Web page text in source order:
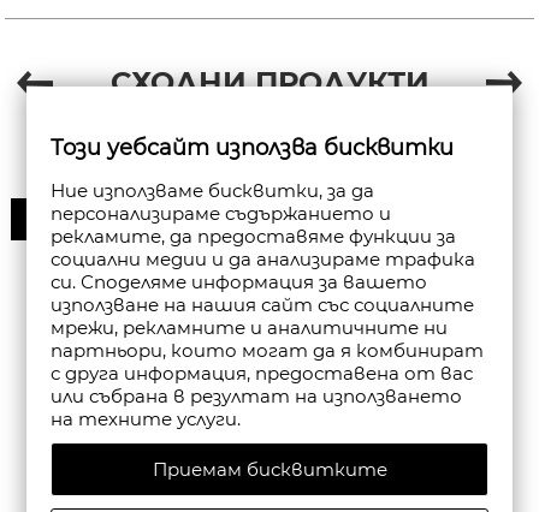
СХОДНИ ПРОДУКТИ
30%
Този уебсайт използва бисквитки
Ние използваме бисквитки, за да
персонализираме съдържанието и
рекламите, да предоставяме функции за
социални медии и да анализираме трафика
си. Споделяме информация за вашето
използване на нашия сайт със социалните
мрежи, рекламните и аналитичните ни
партньори, които могат да я комбинират
с друга информация, предоставена от вас
или събрана в резултат на използването
на техните услуги.
Приемам бисквитките